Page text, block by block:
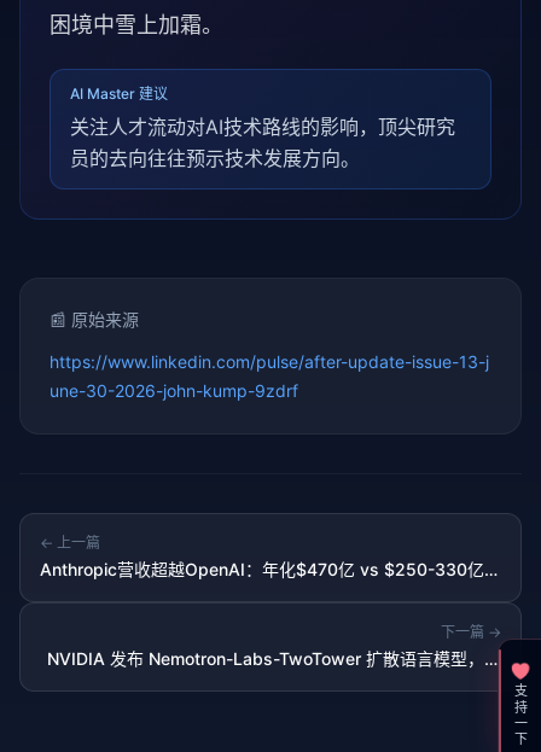
困境中雪上加霜。
AI Master 建议
关注人才流动对AI技术路线的影响，顶尖研究
员的去向往往预示技术发展方向。
📰 原始来源
https://www.linkedin.com/pulse/after-update-issue-13-j
une-30-2026-john-kump-9zdrf
← 上一篇
Anthropic营收超越OpenAI：年化$470亿 vs $250-330亿，
下一篇 →
NVIDIA 发布 Nemotron-Labs-TwoTower 扩散语言模型，文
支持一下